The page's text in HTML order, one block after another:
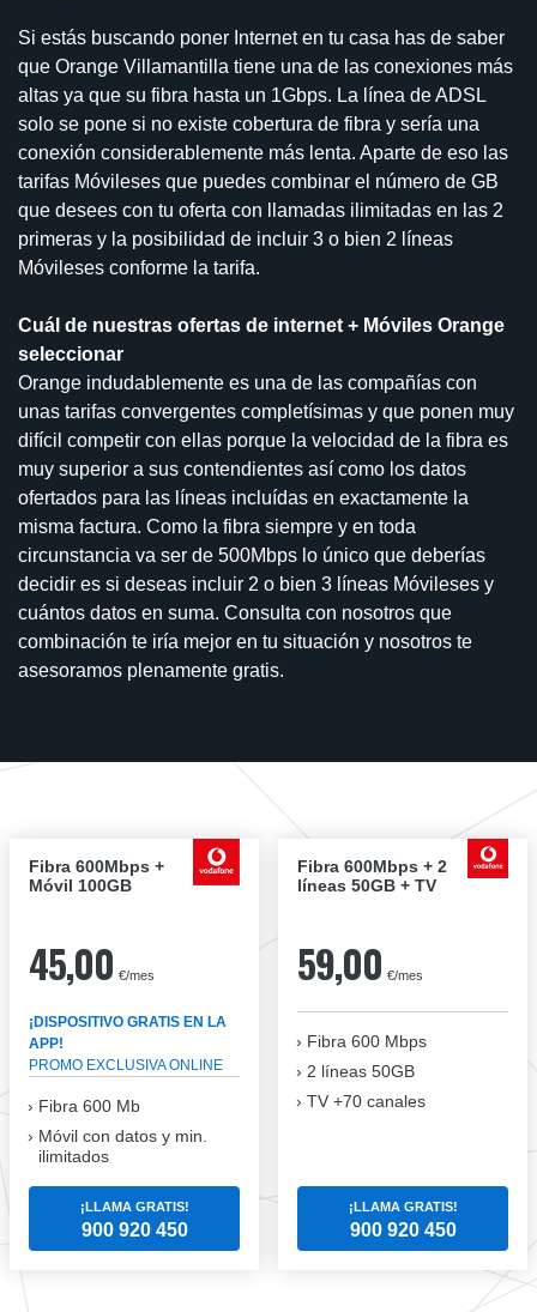
Si estás buscando poner Internet en tu casa has de saber
que Orange Villamantilla tiene una de las conexiones más
altas ya que su fibra hasta un 1Gbps. La línea de ADSL
solo se pone si no existe cobertura de fibra y sería una
conexión considerablemente más lenta. Aparte de eso las
tarifas Móvileses que puedes combinar el número de GB
que desees con tu oferta con llamadas ilimitadas en las 2
primeras y la posibilidad de incluir 3 o bien 2 líneas
Móvileses conforme la tarifa.
Cuál de nuestras ofertas de internet + Móviles Orange
seleccionar
Orange indudablemente es una de las compañías con
unas tarifas convergentes completísimas y que ponen muy
difícil competir con ellas porque la velocidad de la fibra es
muy superior a sus contendientes así como los datos
ofertados para las líneas incluídas en exactamente la
misma factura. Como la fibra siempre y en toda
circunstancia va ser de 500Mbps lo único que deberías
decidir es si deseas incluir 2 o bien 3 líneas Móvileses y
cuántos datos en suma. Consulta con nosotros que
combinación te iría mejor en tu situación y nosotros te
asesoramos plenamente gratis.
Fibra 600Mbps +
Móvil 100GB
45,00 €/mes
¡DISPOSITIVO GRATIS EN LA
APP!
PROMO EXCLUSIVA ONLINE
Fibra 600 Mb
Móvil con datos y min.
ilimitados
¡LLAMA GRATIS!
900 920 450
Fibra 600Mbps + 2
líneas 50GB + TV
59,00 €/mes
Fibra 600 Mbps
2 líneas 50GB
TV +70 canales
¡LLAMA GRATIS!
900 920 450